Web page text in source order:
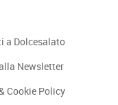
a Dolcesalato
Newsletter
Cookie Policy